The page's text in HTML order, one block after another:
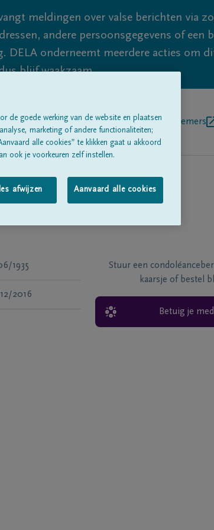
meldingen over valse berichten via
andere persoonsgegevens of een
onderneemt meerdere acties om
blijf waakzaam.
rouwberichtenOver onsBegrafenisondernemers
1935
2016
Stuur een
kaarsje of bestel
Betuig je
de goede werking van de website en plaatsen
marketing of andere functionaliteiten;
alle cookies” te klikken gaat u akkoord
ook je voorkeuren zelf instellen.
afwijzen Aanvaard alle cookies